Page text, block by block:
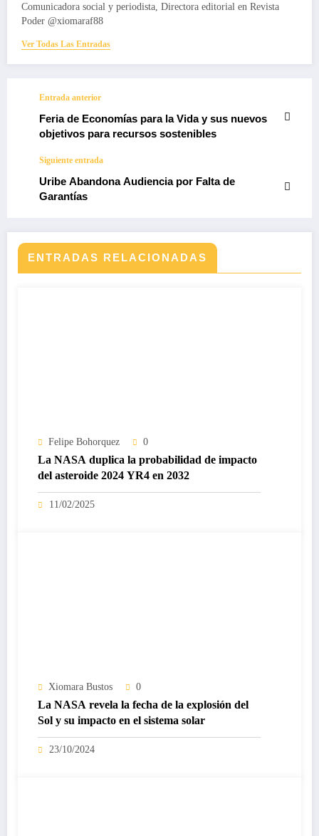
Comunicadora social y periodista, Directora editorial en Revista
Poder @xiomaraf88
Ver Todas Las Entradas
Entrada anterior
Feria de Economías para la Vida y sus nuevos
objetivos para recursos sostenibles
Siguiente entrada
Uribe Abandona Audiencia por Falta de
Garantías
ENTRADAS RELACIONADAS
Felipe Bohorquez 0
La NASA duplica la probabilidad de impacto
del asteroide 2024 YR4 en 2032
11/02/2025
Xiomara Bustos 0
La NASA revela la fecha de la explosión del
Sol y su impacto en el sistema solar
23/10/2024